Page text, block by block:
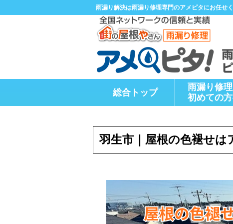
雨漏り解決は雨漏り修理専門のアメピタにお任せ
総合トップ
雨漏り修
初めての
羽生市｜屋根の色褪せは